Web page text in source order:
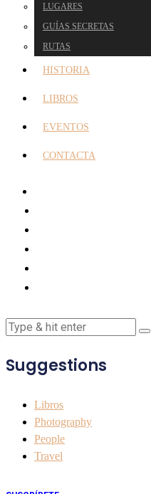
LUGARES
GUÍAS SECRETAS
RUTAS
HISTORIA
LIBROS
EVENTOS
CONTACTA
Suggestions
Libros
Photography
People
Travel